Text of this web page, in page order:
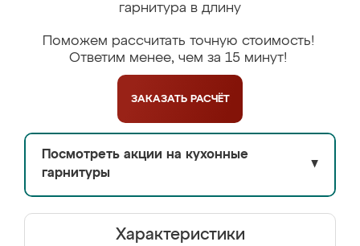
гарнитура в длину
Поможем рассчитать точную стоимость!
Ответим менее, чем за 15 минут!
ЗАКАЗАТЬ РАСЧЁТ
Посмотреть акции на кухонные
гарнитуры
▼
Характеристики